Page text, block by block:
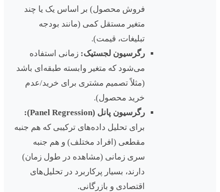
فروش محصول) بر اساس یک یا چند
متغیر مستقل کمی (مانند بودجه
تبلیغات، قیمت).
رگرسیون لجستیک: زمانی استفاده
می‌شود که متغیر وابسته طبقه‌ای باشد
(مثلاً تصمیم مشتری برای خرید/عدم
خرید محصول).
رگرسیون پانل (Panel Regression):
برای تحلیل داده‌های ترکیبی که هم جنبه
مقطعی (افراد مختلف) و هم جنبه
سری زمانی (مشاهده در طول زمان)
دارند، بسیار پرکاربرد در تحلیل‌های
اقتصادی و بازرگانی.